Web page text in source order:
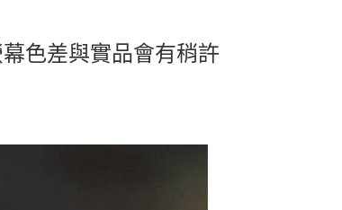
色差與實品會有稍許